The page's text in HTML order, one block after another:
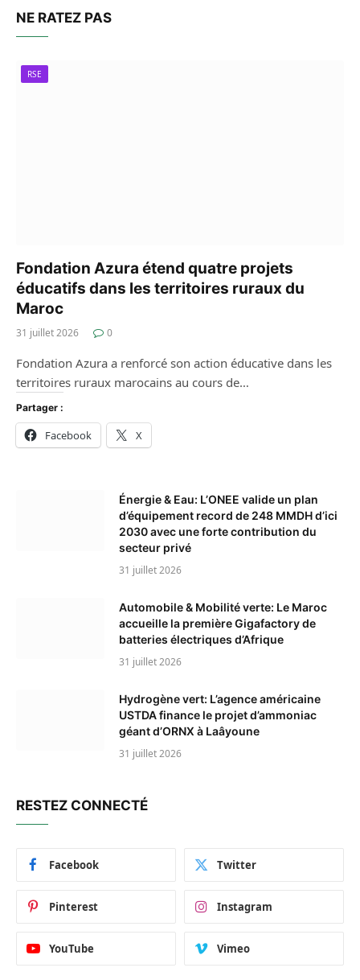
NE RATEZ PAS
RSE
Fondation Azura étend quatre projets
éducatifs dans les territoires ruraux du
Maroc
31 juillet 2026 0
Fondation Azura a renforcé son action éducative dans les
territoires ruraux marocains au cours de…
Partager :
Facebook X
Énergie & Eau: L’ONEE valide un plan
d’équipement record de 248 MMDH d’ici
2030 avec une forte contribution du
secteur privé
31 juillet 2026
Automobile & Mobilité verte: Le Maroc
accueille la première Gigafactory de
batteries électriques d’Afrique
31 juillet 2026
Hydrogène vert: L’agence américaine
USTDA finance le projet d’ammoniac
géant d’ORNX à Laâyoune
31 juillet 2026
RESTEZ CONNECTÉ
Facebook Twitter
Pinterest Instagram
YouTube Vimeo